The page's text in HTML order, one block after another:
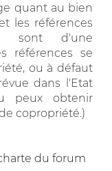
quant au bien
les références
sont d'une
références se
ou à défaut
dans l'Etat
peux obtenir
copropriété.)
du forum